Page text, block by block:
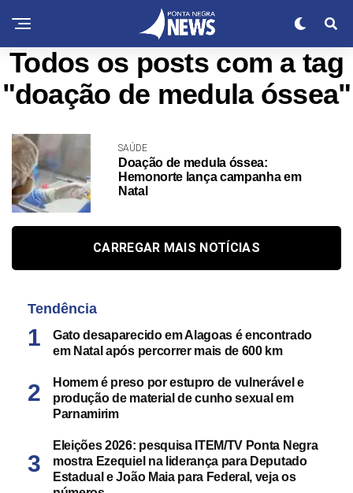
Todos os posts com a tag
"doação de medula óssea"
SAÚDE
Doação de medula óssea:
Hemonorte lança campanha em
Natal
CARREGAR MAIS NOTÍCIAS
Tendência
Gato desaparecido em Alagoas é encontrado
em Natal após percorrer mais de 600 km
Homem é preso por estupro de vulnerável e
produção de material de cunho sexual em
Parnamirim
Eleições 2026: pesquisa ITEM/TV Ponta Negra
mostra Ezequiel na liderança para Deputado
Estadual e João Maia para Federal, veja os